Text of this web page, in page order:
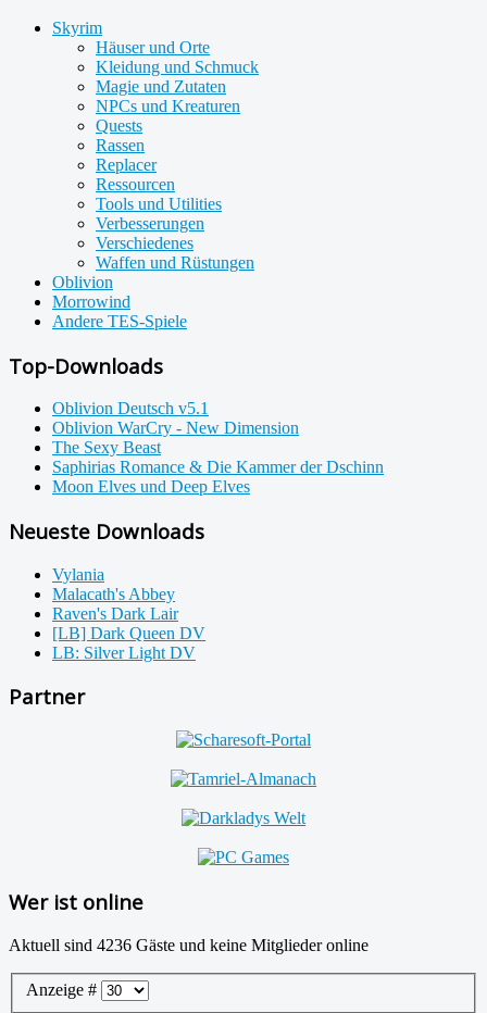
Skyrim
Häuser und Orte
Kleidung und Schmuck
Magie und Zutaten
NPCs und Kreaturen
Quests
Rassen
Replacer
Ressourcen
Tools und Utilities
Verbesserungen
Verschiedenes
Waffen und Rüstungen
Oblivion
Morrowind
Andere TES-Spiele
Top-Downloads
Oblivion Deutsch v5.1
Oblivion WarCry - New Dimension
The Sexy Beast
Saphirias Romance & Die Kammer der Dschinn
Moon Elves und Deep Elves
Neueste Downloads
Vylania
Malacath's Abbey
Raven's Dark Lair
[LB] Dark Queen DV
LB: Silver Light DV
Partner
Wer ist online
Aktuell sind 4236 Gäste und keine Mitglieder online
Anzeige #